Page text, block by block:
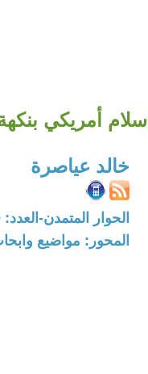
إسلام أمريكي
خالد عياصرة
الحوار المتمدن-العدد: 3549 - 2011 / 11 / 17 - 00:34
المحور: مواضيع